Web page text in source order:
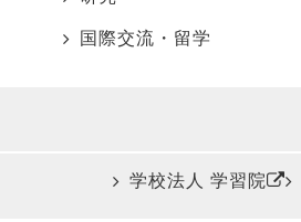
国際交流・留学
学校法人 学習院